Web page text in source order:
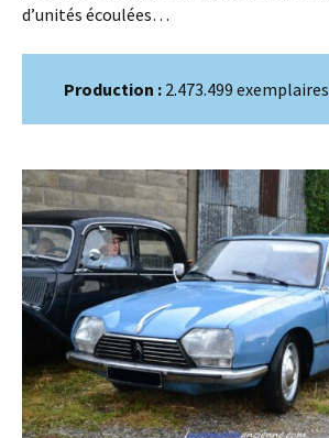
d’unités écoulées…
Production : 2.473.499 exemplaires